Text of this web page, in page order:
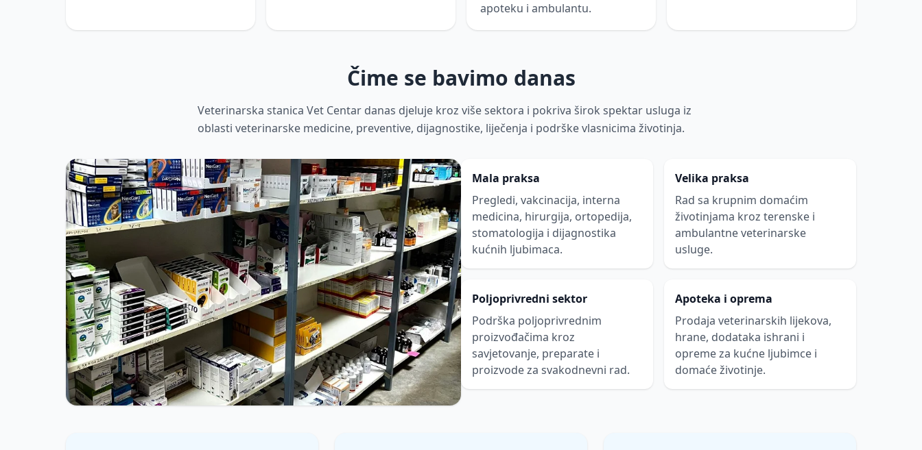
apoteku i ambulantu.
Čime se bavimo danas
Veterinarska stanica Vet Centar danas djeluje kroz više sektora i pokriva širok spektar usluga iz
oblasti veterinarske medicine, preventive, dijagnostike, liječenja i podrške vlasnicima životinja.
Mala praksa
Pregledi, vakcinacija, interna
medicina, hirurgija, ortopedija,
stomatologija i dijagnostika
kućnih ljubimaca.
Velika praksa
Rad sa krupnim domaćim
životinjama kroz terenske i
ambulantne veterinarske
usluge.
Poljoprivredni sektor
Podrška poljoprivrednim
proizvođačima kroz
savjetovanje, preparate i
proizvode za svakodnevni rad.
Apoteka i oprema
Prodaja veterinarskih lijekova,
hrane, dodataka ishrani i
opreme za kućne ljubimce i
domaće životinje.